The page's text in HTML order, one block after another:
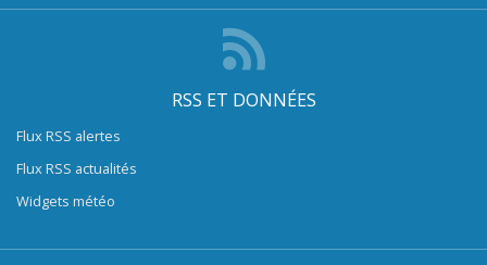
RSS ET DONNÉES
Flux RSS alertes
Flux RSS actualités
Widgets météo